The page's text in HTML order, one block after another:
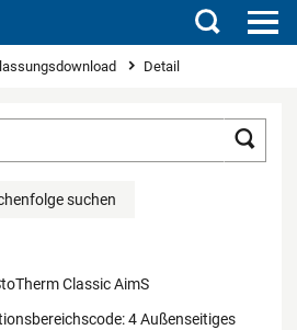
Suchen
Detail
suchen
Classic AimS
4 Außenseitiges